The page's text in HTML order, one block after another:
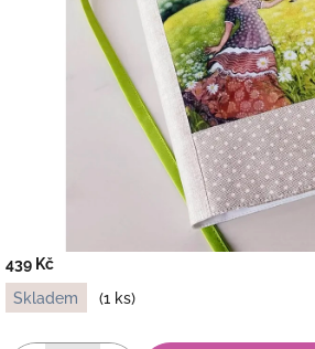
439 Kč
Měrná
cena:
Skladem (1 ks)